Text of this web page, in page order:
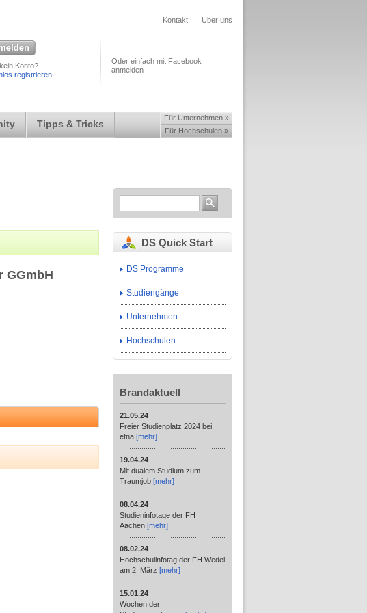
Kontakt Über uns
Konto?
registrieren
Oder einfach mit Facebook
anmelden
Tipps & Tricks
Für Unternehmen »
Für Hochschulen »
GGmbH
DS Quick Start
DS Programme
Studiengänge
Unternehmen
Hochschulen
Brandaktuell
21.05.24
Freier Studienplatz 2024 bei
etna [mehr]
19.04.24
Mit dualem Studium zum
Traumjob [mehr]
08.04.24
Studieninfotage der FH
Aachen [mehr]
08.02.24
Hochschulinfotag der FH Wedel
am 2. März [mehr]
15.01.24
Wochen der